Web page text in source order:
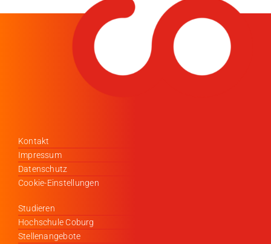
Kontakt
Impressum
Datenschutz
Cookie-Einstellungen
Studieren
Hochschule Coburg
Stellenangebote